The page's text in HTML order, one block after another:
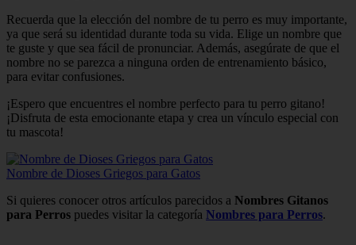
Recuerda que la elección del nombre de tu perro es muy importante,
ya que será su identidad durante toda su vida. Elige un nombre que
te guste y que sea fácil de pronunciar. Además, asegúrate de que el
nombre no se parezca a ninguna orden de entrenamiento básico,
para evitar confusiones.
¡Espero que encuentres el nombre perfecto para tu perro gitano!
¡Disfruta de esta emocionante etapa y crea un vínculo especial con
tu mascota!
Nombre de Dioses Griegos para Gatos
Si quieres conocer otros artículos parecidos a Nombres Gitanos
para Perros puedes visitar la categoría Nombres para Perros.